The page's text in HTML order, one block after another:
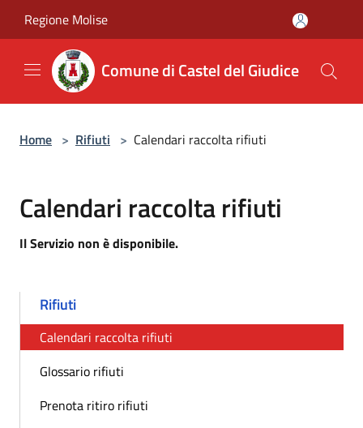
Regione Molise
Comune di Castel del Giudice
Home > Rifiuti > Calendari raccolta rifiuti
Calendari raccolta rifiuti
Il Servizio non è disponibile.
Rifiuti
Calendari raccolta rifiuti
Glossario rifiuti
Prenota ritiro rifiuti